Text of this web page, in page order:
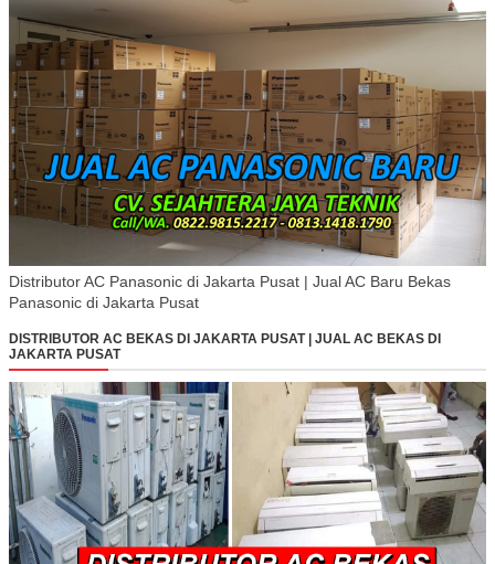
Distributor AC Panasonic di Jakarta Pusat | Jual AC Baru Bekas
Panasonic di Jakarta Pusat
DISTRIBUTOR AC BEKAS DI JAKARTA PUSAT | JUAL AC BEKAS DI
JAKARTA PUSAT